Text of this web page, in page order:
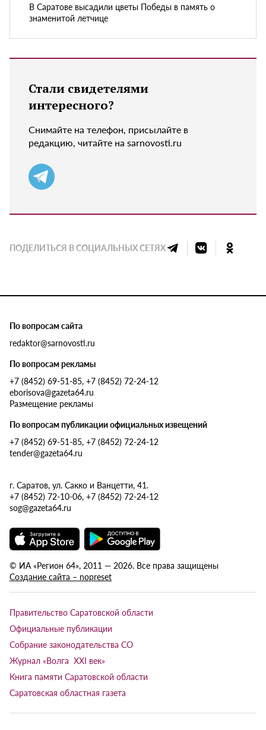
В Саратове высадили цветы Победы в память о
знаменитой летчице
Стали свидетелями
интересного?
Снимайте на телефон, присылайте в
редакцию, читайте на sarnovosti.ru
ПОДЕЛИТЬСЯ В СОЦИАЛЬНЫХ СЕТЯХ
По вопросам сайта
redaktor@sarnovosti.ru
По вопросам рекламы
+7 (8452) 69-51-85, +7 (8452) 72-24-12
eborisova@gazeta64.ru
Размещение рекламы
По вопросам публикации официальных извещений
+7 (8452) 69-51-85, +7 (8452) 72-24-12
tender@gazeta64.ru
г. Саратов, ул. Сакко и Ванцетти, 41.
+7 (8452) 72-10-06, +7 (8452) 72-24-12
sog@gazeta64.ru
© ИА «Регион 64», 2011 — 2026. Все права защищены
Создание сайта – nopreset
Правительство Саратовской области
Официальные публикации
Собрание законодательства СО
Журнал «Волга XXI век»
Книга памяти Саратовской области
Саратовская областная газета